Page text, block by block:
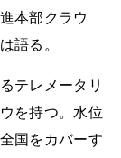
本部クラウ
語る。
テレメータリ
を持つ。水位
国をカバーす